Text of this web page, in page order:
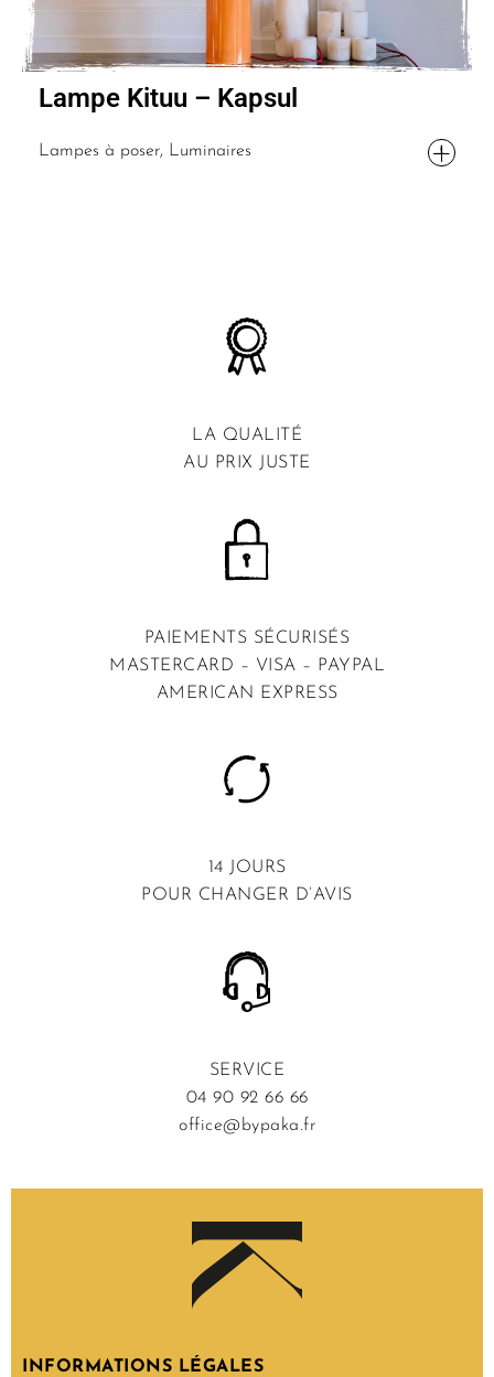
Lampe Kituu – Kapsul
Lampes à poser, Luminaires
LA QUALITÉ
AU PRIX JUSTE
PAIEMENTS SÉCURISÉS
MASTERCARD – VISA – PAYPAL
AMERICAN EXPRESS
14 JOURS
POUR CHANGER D’AVIS
SERVICE
04 90 92 66 66
office@bypaka.fr
INFORMATIONS LÉGALES